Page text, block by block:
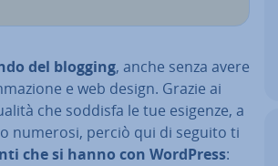
del blogging, anche senza avere
e web design. Grazie ai
che soddisfa le tue esigenze, a
numerosi, perciò qui di seguito ti
che si hanno con WordPress: